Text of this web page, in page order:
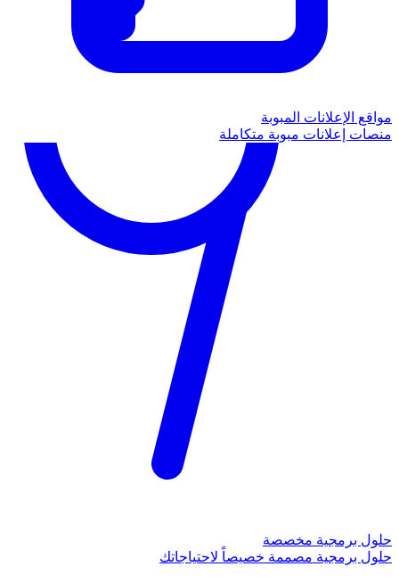
مواقع الإعلانات المبوبة
منصات إعلانات مبوبة متكاملة
حلول برمجية مخصصة
حلول برمجية مصممة خصيصاً لاحتياجاتك